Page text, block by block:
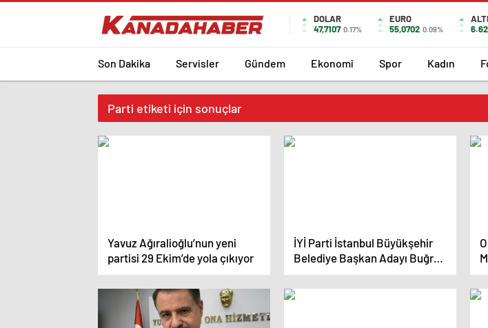
DOLAR
47,7107 0.17%
EURO
55,0702 0.09%
Son Dakika Servisler Gündem Ekonomi Spor Kadın
Parti etiketi için sonuçlar
Yavuz Ağıralioğlu’nun yeni
partisi 29 Ekim’de yola çıkıyor
İYİ Parti İstanbul Büyükşehir
Belediye Başkan Adayı Buğra
Kavuncu, CHP’ye eleştirilerde
bulundu